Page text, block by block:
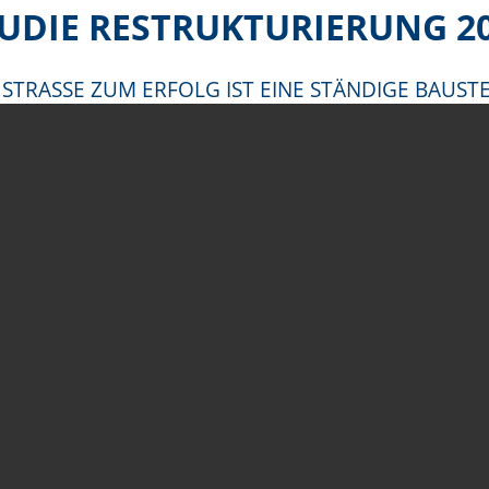
RESTRUKTURIERUNG
ZUM ERFOLG IST EINE STÄNDIGE